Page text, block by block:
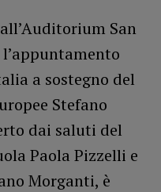
San
a sostegno del
Stefano
dai saluti del
Paola Pizzelli e
Morganti, è